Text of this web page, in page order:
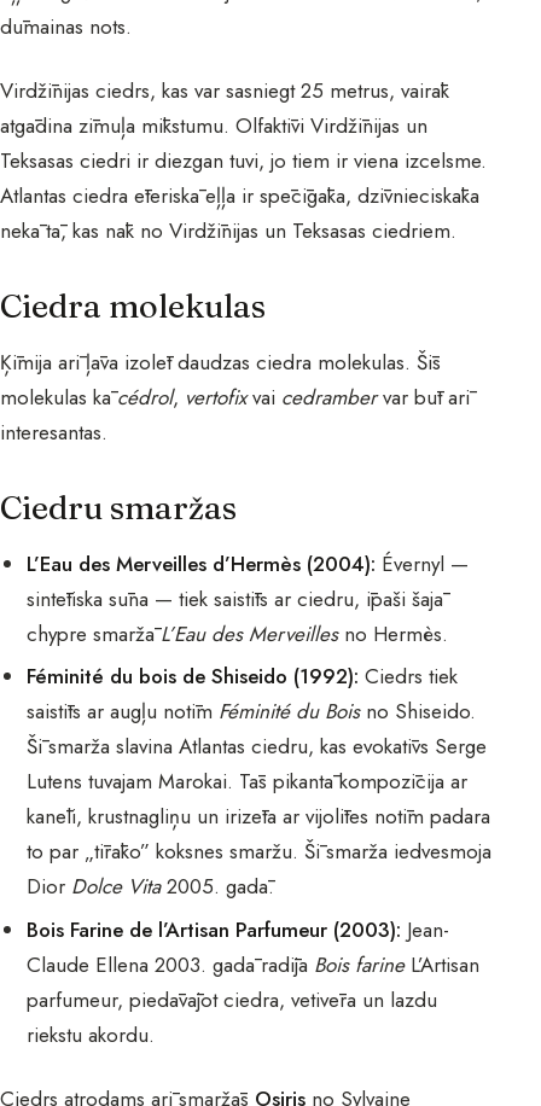
dūmainas nots.
Virdžīnijas ciedrs, kas var sasniegt 25 metrus, vairāk
atgādina zīmuļa mīkstumu. Olfaktīvi Virdžīnijas un
Teksasas ciedri ir diezgan tuvi, jo tiem ir viena izcelsme.
Atlantas ciedra ēteriskā eļļa ir spēcīgāka, dzīvnieciskāka
nekā tā, kas nāk no Virdžīnijas un Teksasas ciedriem.
Ciedra molekulas
Ķīmija arī ļāva izolēt daudzas ciedra molekulas. Šīs
molekulas kācédrol, vertofixvai cedrambervar būt arī
interesantas.
Ciedru smaržas
L’Eau des Merveilles d’Hermès (2004): Évernyl —
sintētiska sūna — tiek saistīts ar ciedru, īpaši šajā
chypre smaržāL’Eau des Merveillesno Hermès.
Féminité du bois de Shiseido (1992): Ciedrs tiek
saistīts ar augļu notīm Féminité du Boisno Shiseido.
Šī smarža slavina Atlantas ciedru, kas evokatīvs Serge
Lutens tuvajam Marokai. Tās pikantā kompozīcija ar
kanēli, krustnagliņu un irizēta ar vijolītes notīm padara
to par „tīrāko” koksnes smaržu. Šī smarža iedvesmoja
Dior Dolce Vita2005. gadā.
Bois Farine de l’Artisan Parfumeur (2003): Jean-
Claude Ellena 2003. gadā radīja Bois farineL’Artisan
parfumeur, piedāvājot ciedra, vetivēra un lazdu
riekstu akordu.
Ciedrs atrodams arī smaržās Osiris no Sylvaine